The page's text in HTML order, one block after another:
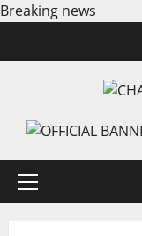
Breaking news
Primary